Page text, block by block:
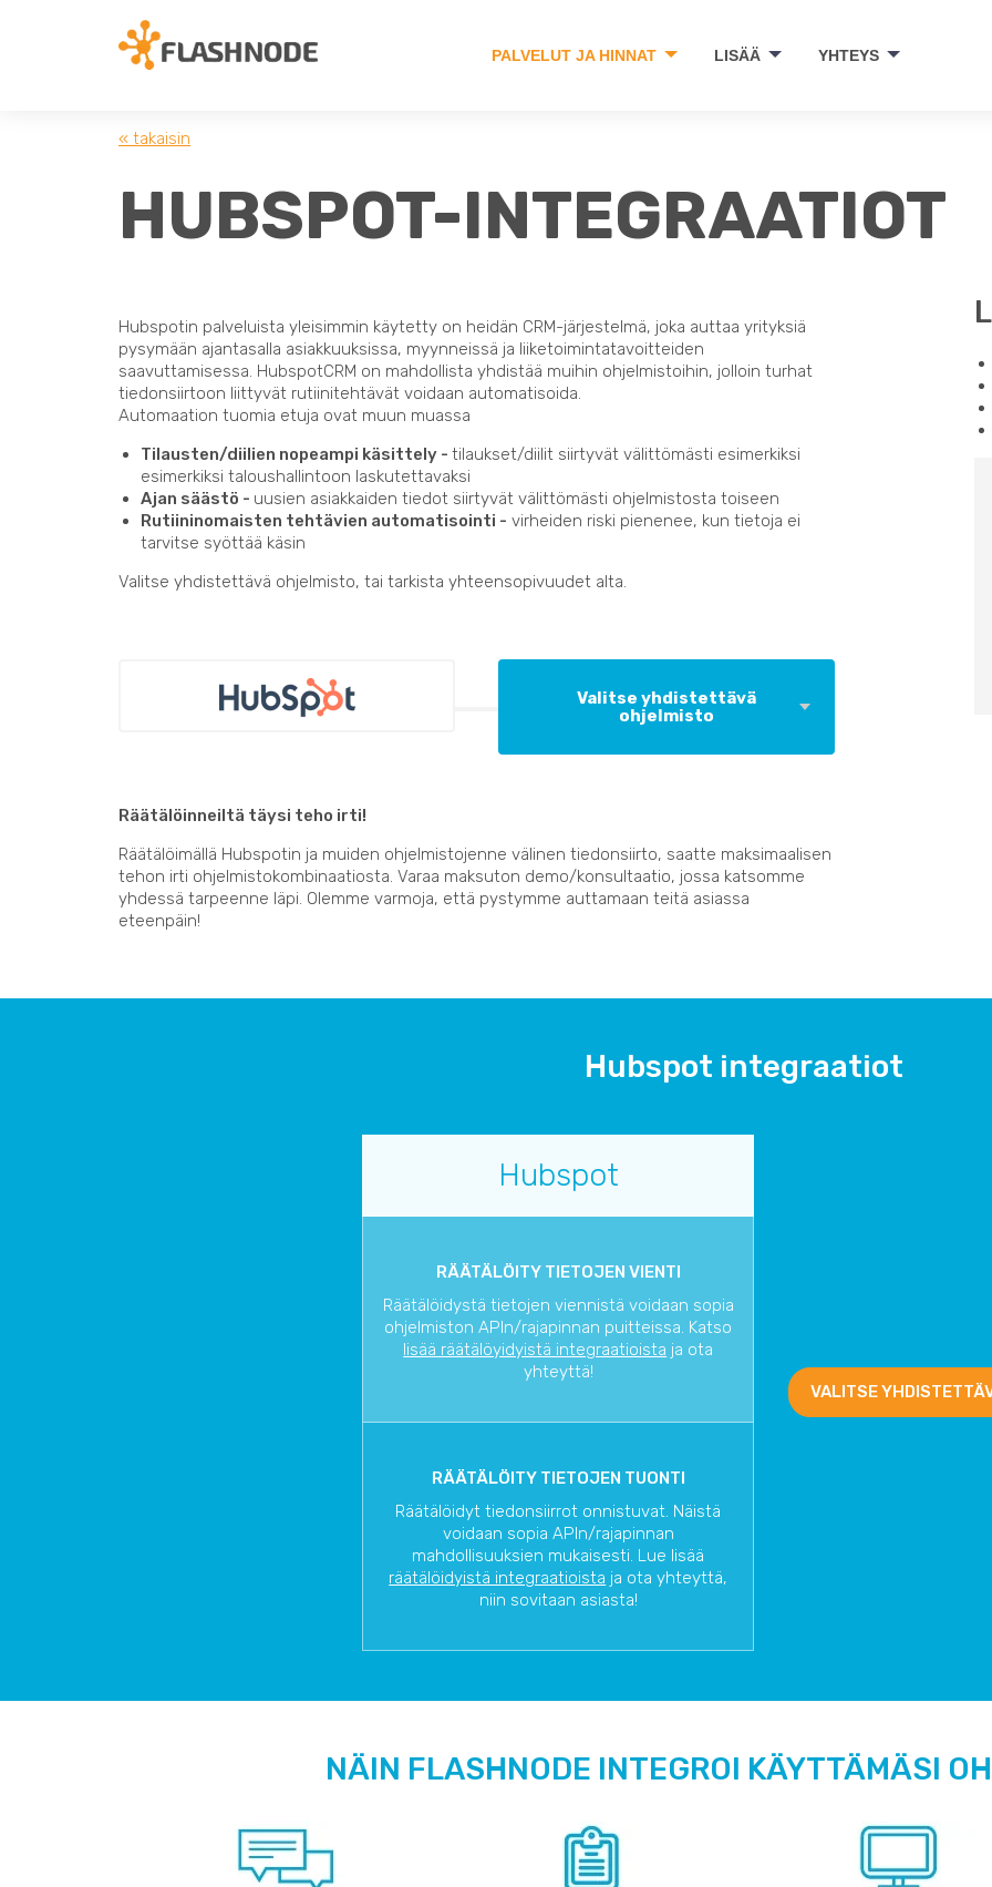
PALVELUT JA HINNAT LISÄÄ YHTEYS
« takaisin
HUBSPOT-INTEGRAATIOT
Hubspotin palveluista yleisimmin käytetty on heidän CRM-järjestelmä, joka auttaa yrityksiä
pysymään ajantasalla asiakkuuksissa, myynneissä ja liiketoimintatavoitteiden
saavuttamisessa. HubspotCRM on mahdollista yhdistää muihin ohjelmistoihin, jolloin turhat
tiedonsiirtoon liittyvät rutiinitehtävät voidaan automatisoida.
Automaation tuomia etuja ovat muun muassa
Tilausten/diilien nopeampi käsittely - tilaukset/diilit siirtyvät välittömästi esimerkiksi
esimerkiksi taloushallintoon laskutettavaksi
Ajan säästö - uusien asiakkaiden tiedot siirtyvät välittömästi ohjelmistosta toiseen
Rutiininomaisten tehtävien automatisointi - virheiden riski pienenee, kun tietoja ei
tarvitse syöttää käsin
Valitse yhdistettävä ohjelmisto, tai tarkista yhteensopivuudet alta.
Valitse yhdistettävä
ohjelmisto
Räätälöinneiltä täysi teho irti!
Räätälöimällä Hubspotin ja muiden ohjelmistojenne välinen tiedonsiirto, saatte maksimaalisen
tehon irti ohjelmistokombinaatiosta. Varaa maksuton demo/konsultaatio, jossa katsomme
yhdessä tarpeenne läpi. Olemme varmoja, että pystymme auttamaan teitä asiassa
eteenpäin!
Hubspot integraatiot
Hubspot
RÄÄTÄLÖITY TIETOJEN VIENTI
Räätälöidystä tietojen viennistä voidaan sopia
ohjelmiston APIn/rajapinnan puitteissa. Katso
lisää räätälöyidyistä integraatioista ja ota
yhteyttä!
RÄÄTÄLÖITY TIETOJEN TUONTI
Räätälöidyt tiedonsiirrot onnistuvat. Näistä
voidaan sopia APIn/rajapinnan
mahdollisuuksien mukaisesti. Lue lisää
räätälöidyistä integraatioista ja ota yhteyttä,
niin sovitaan asiasta!
VALITSE
NÄIN FLASHNODE INTEGROI KÄYTTÄMÄSI